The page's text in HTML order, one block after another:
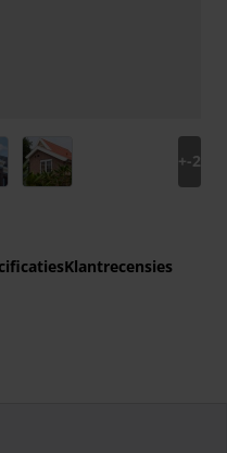
image
larger image
View larger image
+-2
Klantrecensies